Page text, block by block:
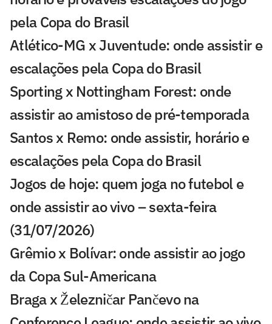
pela Copa do Brasil
Atlético-MG x Juventude: onde assistir e
escalações pela Copa do Brasil
Sporting x Nottingham Forest: onde
assistir ao amistoso de pré-temporada
Santos x Remo: onde assistir, horário e
escalações pela Copa do Brasil
Jogos de hoje: quem joga no futebol e
onde assistir ao vivo – sexta-feira
(31/07/2026)
Grêmio x Bolívar: onde assistir ao jogo
da Copa Sul-Americana
Braga x Železničar Pančevo na